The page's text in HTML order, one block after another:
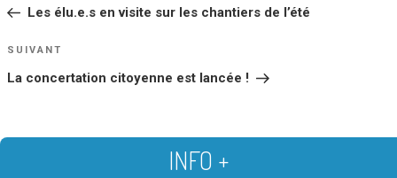
Les élu.e.s en visite sur les chantiers de l’été
Article
SUIVANT
La concertation citoyenne est lancée !
INFO +